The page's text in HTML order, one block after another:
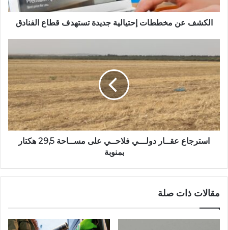
الكشف عن مخططات إحتيالية جديدة تستهدف قطاع الفنادق
استرجاع عقــار دولـــي فلاحــي على مســاحة 29,5 هكتار
بمنوبة
مقالات ذات صلة